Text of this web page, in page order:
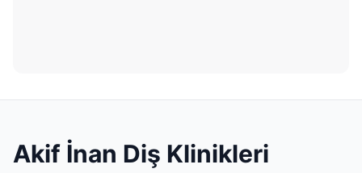
Akif İnan Diş Klinikleri